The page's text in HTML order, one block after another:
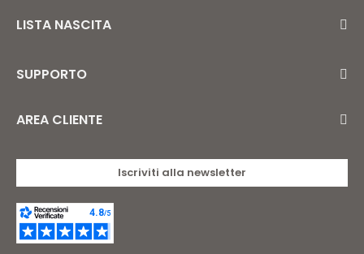
LISTA NASCITA
SUPPORTO
AREA CLIENTE
Iscriviti alla newsletter